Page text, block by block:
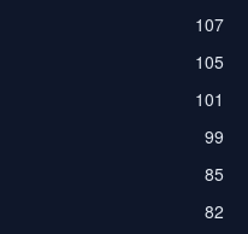
107
105
101
99
85
82